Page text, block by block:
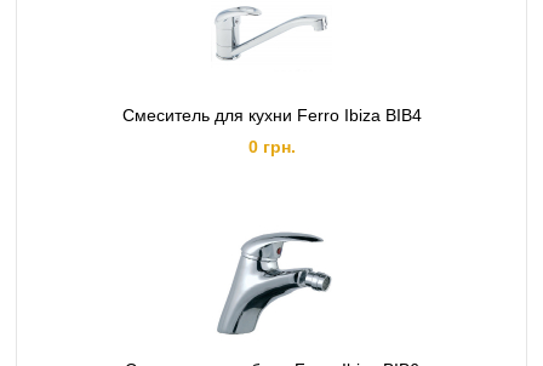
Смеситель для кухни Ferro Ibiza BIB4
0 грн.